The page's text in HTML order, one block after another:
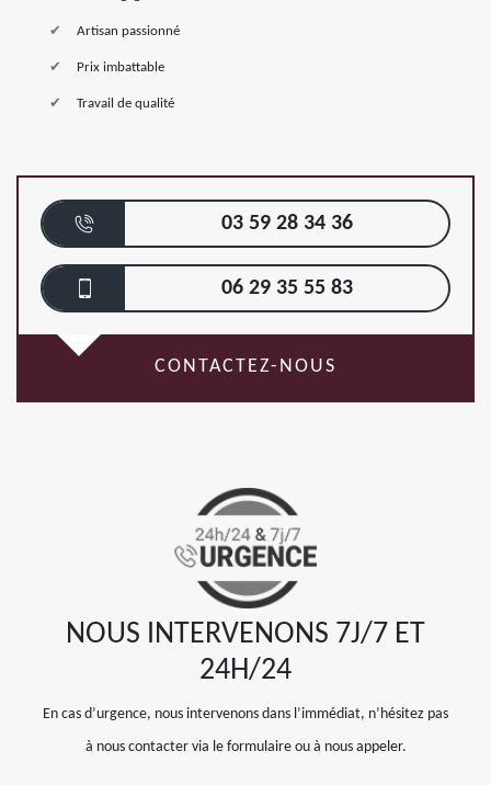
Artisan passionné
Prix imbattable
Travail de qualité
03 59 28 34 36
06 29 35 55 83
CONTACTEZ-NOUS
NOUS INTERVENONS 7J/7 ET
24H/24
En cas d’urgence, nous intervenons dans l’immédiat, n’hésitez pas
à nous contacter via le formulaire ou à nous appeler.